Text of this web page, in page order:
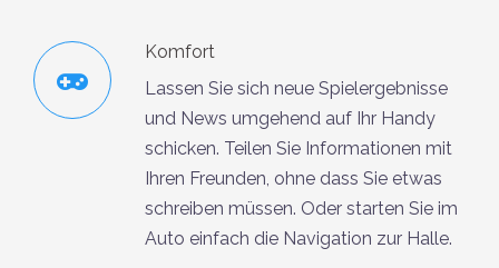
Komfort
Lassen Sie sich neue Spielergebnisse
und News umgehend auf Ihr Handy
schicken. Teilen Sie Informationen mit
Ihren Freunden, ohne dass Sie etwas
schreiben müssen. Oder starten Sie im
Auto einfach die Navigation zur Halle.